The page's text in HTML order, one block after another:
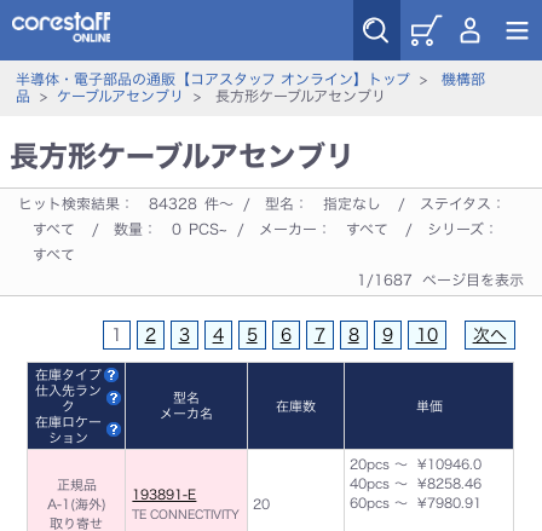
半導体・電子部品の通販【コアスタッフ オンライン】トップ> 機構部
品 > ケーブルアセンブリ > 長方形ケーブルアセンブリ
長方形ケーブルアセンブリ
ヒット検索結果： 84328 件～ / 型名： 指定なし
/ ステイタス：
すべて
/ 数量： 0 PCS~ / メーカー： すべて
/ シリーズ：
すべて
1/1687 ページ目を表示
1 2 3 4 5 6 7 8 9 10 次へ
在庫タイプ
仕入先ラン
ク
在庫ロケー
ション
型名
メーカ名
在庫数 単価
正規品
A-1(海外)
取り寄せ
193891-E
TE CONNECTIVITY
20
20pcs ～ ¥10946.0
40pcs ～ ¥8258.46
60pcs ～ ¥7980.91